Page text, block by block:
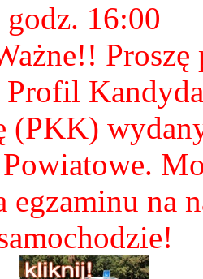
godz. 16:00
Proszę
Profil
(PKK)
egzaminu na